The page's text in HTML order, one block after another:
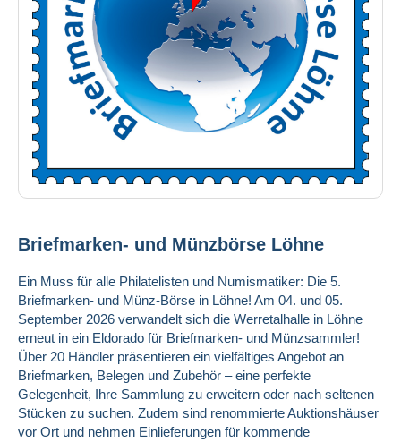
Briefmarken- und Münzbörse Löhne
Ein Muss für alle Philatelisten und Numismatiker: Die 5.
Briefmarken- und Münz-Börse in Löhne! Am 04. und 05.
September 2026 verwandelt sich die Werretalhalle in Löhne
erneut in ein Eldorado für Briefmarken- und Münzsammler!
Über 20 Händler präsentieren ein vielfältiges Angebot an
Briefmarken, Belegen und Zubehör – eine perfekte
Gelegenheit, Ihre Sammlung zu erweitern oder nach seltenen
Stücken zu suchen. Zudem sind renommierte Auktionshäuser
vor Ort und nehmen Einlieferungen für kommende